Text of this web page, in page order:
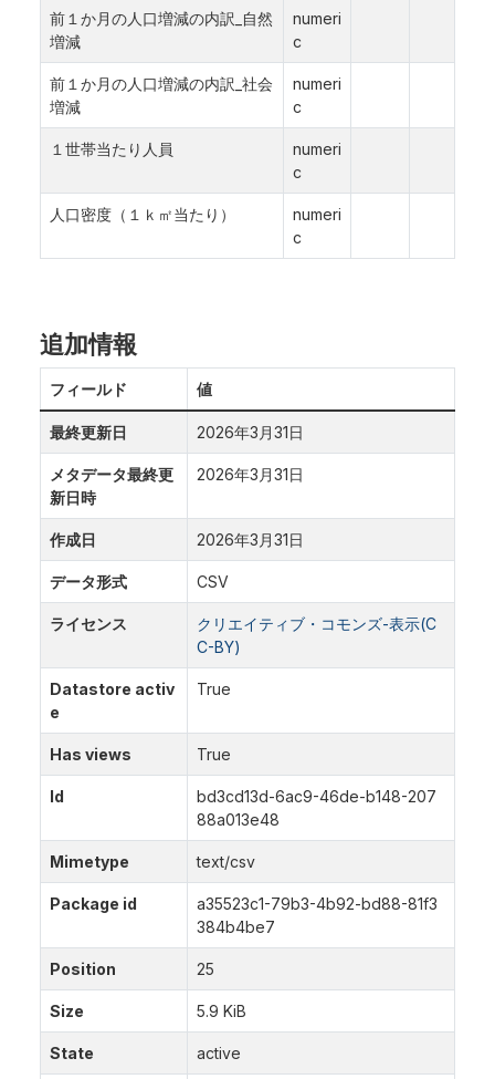
前１か月の人口増減の内訳_自然
増減
numeri
c
前１か月の人口増減の内訳_社会
増減
numeri
c
１世帯当たり人員
numeri
c
人口密度（１ｋ㎡当たり）
numeri
c
追加情報
フィールド 値
最終更新日 2026年3月31日
メタデータ最終更
新日時
2026年3月31日
作成日 2026年3月31日
データ形式 CSV
ライセンス
クリエイティブ・コモンズ-表示(C
C-BY)
Datastore activ
e
True
Has views True
Id
bd3cd13d-6ac9-46de-b148-207
88a013e48
Mimetype text/csv
Package id
a35523c1-79b3-4b92-bd88-81f3
384b4be7
Position 25
Size 5.9 KiB
State active